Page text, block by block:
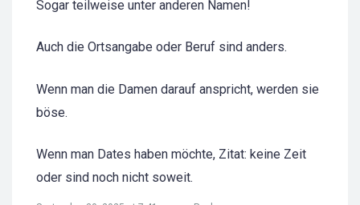
Sogar teilweise unter anderen Namen!
Auch die Ortsangabe oder Beruf sind anders.
Wenn man die Damen darauf anspricht, werden sie
böse.
Wenn man Dates haben möchte, Zitat: keine Zeit
oder sind noch nicht soweit.